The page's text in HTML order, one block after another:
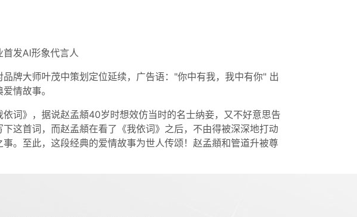
发AI形象代言人
牌大师叶茂中策划定位延续，广告语："你中有我，我中有你" 出
情故事。
词》，据说赵孟頫40岁时想效仿当时的名士纳妾，又不好意思告
这首词，而赵孟頫在看了《我依词》之后，不由得被深深地打动
。至此，这段经典的爱情故事为世人传颂！赵孟頫和管道升被尊